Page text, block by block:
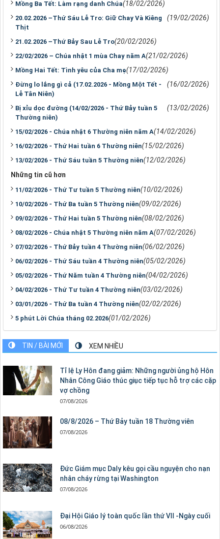
Mồng Ba Tết: Làm rạng danh Chúa(18/02/2026)
20.02.2026 –Thứ Sáu Lễ Tro: Giữ Chay Và Kiêng
Thịt
(19/02/2026)
21.02.2026 –Thứ Bảy Sau Lễ Tro(20/02/2026)
22/02/2026 – Chúa nhật 1 mùa Chay năm A(21/02/2026)
Mồng Hai Tết: Tình yêu của Cha mẹ(17/02/2026)
Đừng lo lắng gì cả (17.02.2026 - Mồng Một Tết -
Lễ Tân Niên)
(16/02/2026)
Bị xỉu dọc đường (14/02/2026 - Thứ Bảy tuần 5
Thường niên)
(13/02/2026)
15/02/2026 - Chúa nhật 6 Thường niên năm A(14/02/2026)
16/02/2026 - Thứ Hai tuần 6 Thường niên(15/02/2026)
13/02/2026 - Thứ Sáu tuần 5 Thường niên(12/02/2026)
Những tin cũ hơn
11/02/2026 - Thứ Tư tuần 5 Thường niên(10/02/2026)
10/02/2026 - Thứ Ba tuần 5 Thường niên(09/02/2026)
09/02/2026 - Thứ Hai tuần 5 Thường niên(08/02/2026)
08/02/2026 - Chúa nhật 5 Thường niên năm A(07/02/2026)
07/02/2026 - Thứ Bảy tuần 4 Thường niên(06/02/2026)
06/02/2026 - Thứ Sáu tuần 4 Thường niên(05/02/2026)
05/02/2026 - Thứ Năm tuần 4 Thường niên(04/02/2026)
04/02/2026 - Thứ Tư tuần 4 Thường niên(03/02/2026)
03/01/2026 - Thứ Ba tuần 4 Thường niên(02/02/2026)
5 phút Lời Chúa tháng 02.2026(01/02/2026)
TIN / BÀI MỚI XEM NHIỀU
Tỉ lệ Ly Hôn đang giảm: Những người ủng hộ Hôn
Nhân Công Giáo thúc giục tiếp tục hỗ trợ các cặp
vợ chồng
07/08/2026
08/8/2026 – Thứ Bảy tuần 18 Thường viên
07/08/2026
Đức Giám mục Daly kêu gọi cầu nguyện cho nạn
nhân cháy rừng tại Washington
07/08/2026
Đại Hội Giáo lý toàn quốc lần thứ VII -Ngày cuối
06/08/2026